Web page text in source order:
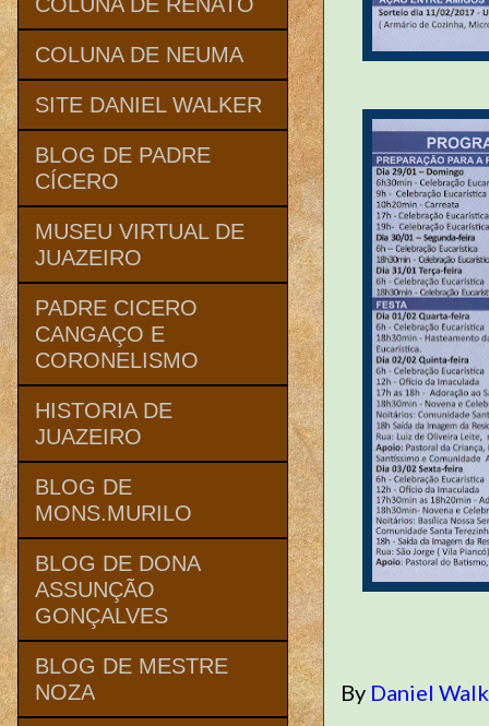
By Daniel
COLUNA DE NEUMA
SITE DANIEL WALKER
BLOG DE PADRE
CÍCERO
MUSEU VIRTUAL DE
JUAZEIRO
PADRE CICERO
CANGAÇO E
CORONELISMO
HISTORIA DE
JUAZEIRO
BLOG DE
MONS.MURILO
BLOG DE DONA
ASSUNÇÃO
GONÇALVES
BLOG DE MESTRE
NOZA